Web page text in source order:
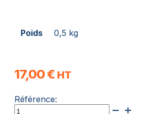
Poids 0,5 kg
17,00€ HT
Référence:
quantité